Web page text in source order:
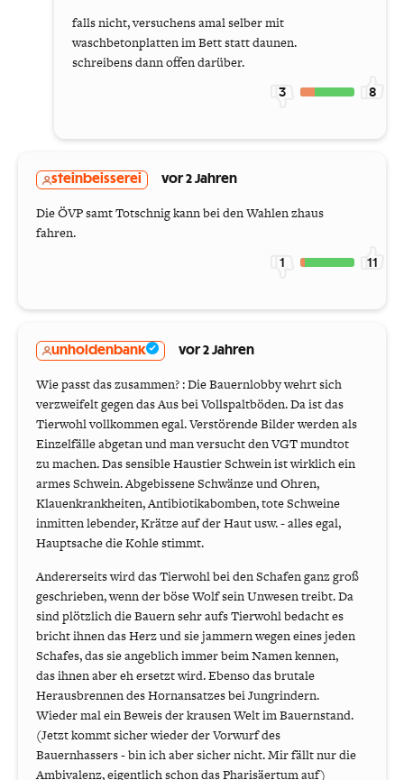
falls nicht, versuchens amal selber mit
waschbetonplatten im Bett statt daunen.
schreibens dann offen darüber.
3 8
steinbeisserei vor 2 Jahren
Die ÖVP samt Totschnig kann bei den Wahlen zhaus
fahren.
1 11
unholdenbank vor 2 Jahren
Wie passt das zusammen? : Die Bauernlobby wehrt sich
verzweifelt gegen das Aus bei Vollspaltböden. Da ist das
Tierwohl vollkommen egal. Verstörende Bilder werden als
Einzelfälle abgetan und man versucht den VGT mundtot
zu machen. Das sensible Haustier Schwein ist wirklich ein
armes Schwein. Abgebissene Schwänze und Ohren,
Klauenkrankheiten, Antibiotikabomben, tote Schweine
inmitten lebender, Krätze auf der Haut usw. - alles egal,
Hauptsache die Kohle stimmt.
Andererseits wird das Tierwohl bei den Schafen ganz groß
geschrieben, wenn der böse Wolf sein Unwesen treibt. Da
sind plötzlich die Bauern sehr aufs Tierwohl bedacht es
bricht ihnen das Herz und sie jammern wegen eines jeden
Schafes, das sie angeblich immer beim Namen kennen,
das ihnen aber eh ersetzt wird. Ebenso das brutale
Herausbrennen des Hornansatzes bei Jungrindern.
Wieder mal ein Beweis der krausen Welt im Bauernstand.
(Jetzt kommt sicher wieder der Vorwurf des
Bauernhassers - bin ich aber sicher nicht. Mir fällt nur die
Ambivalenz, eigentlich schon das Pharisäertum auf)